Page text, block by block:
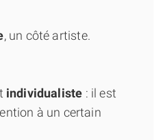
, un côté artiste.
individualiste : il est
à un certain